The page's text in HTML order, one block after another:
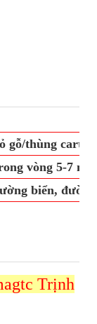
gỗ/thùng carton
vòng 5-7
biển,
Trịnh